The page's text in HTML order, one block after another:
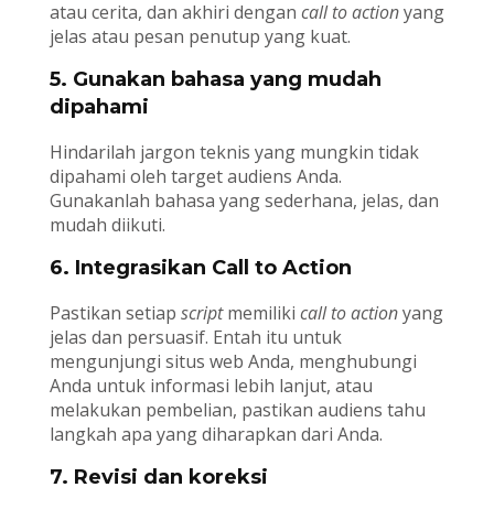
atau cerita, dan akhiri dengan call to actionyang
jelas atau pesan penutup yang kuat.
5. Gunakan bahasa yang mudah
dipahami
Hindarilah jargon teknis yang mungkin tidak
dipahami oleh target audiens Anda.
Gunakanlah bahasa yang sederhana, jelas, dan
mudah diikuti.
6. Integrasikan Call to Action
Pastikan setiap scriptmemiliki call to actionyang
jelas dan persuasif. Entah itu untuk
mengunjungi situs web Anda, menghubungi
Anda untuk informasi lebih lanjut, atau
melakukan pembelian, pastikan audiens tahu
langkah apa yang diharapkan dari Anda.
7. Revisi dan koreksi